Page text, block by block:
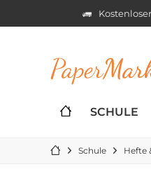
Paper
SCHULE
Schule Hefte